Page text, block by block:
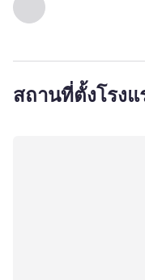
ก่อนหน้า - ห้องพัก
สถานที่ตั้งโรงแ